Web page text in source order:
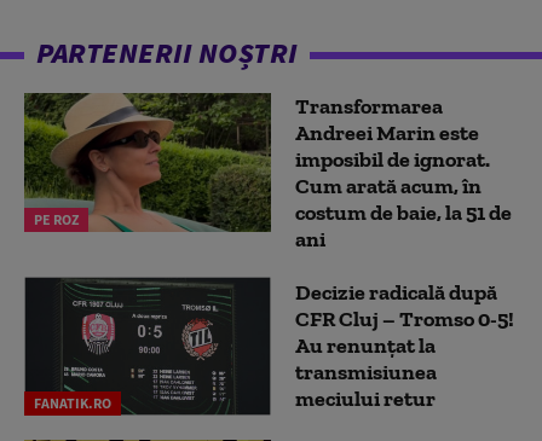
PARTENERII NOȘTRI
PE ROZ
Transformarea
Andreei Marin este
imposibil de ignorat.
Cum arată acum, în
costum de baie, la 51 de
ani
FANATIK.RO
Decizie radicală după
CFR Cluj – Tromso 0-5!
Au renunțat la
transmisiunea
meciului retur